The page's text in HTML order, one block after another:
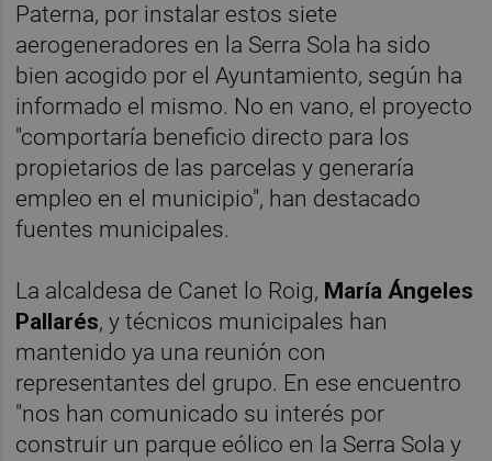
Paterna, por instalar estos siete
aerogeneradores en la Serra Sola ha sido
bien acogido por el Ayuntamiento, según ha
informado el mismo. No en vano, el proyecto
"comportaría beneficio directo para los
propietarios de las parcelas y generaría
empleo en el municipio", han destacado
fuentes municipales.
La alcaldesa de Canet lo Roig, María Ángeles
Pallarés, y técnicos municipales han
mantenido ya una reunión con
representantes del grupo. En ese encuentro
"nos han comunicado su interés por
construir un parque eólico en la Serra Sola y